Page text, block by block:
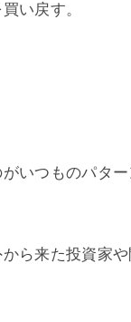
い戻す。
いつものパター
ら来た投資家